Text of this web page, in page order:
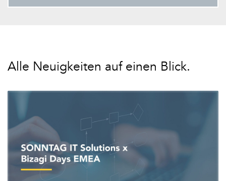
Alle Neuigkeiten auf einen Blick.